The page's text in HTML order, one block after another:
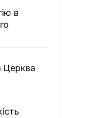
в
Церква